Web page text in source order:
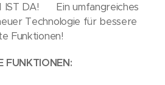
IST DA! 🎉 Ein umfangreiches
Technologie für bessere
Funktionen!
FUNKTIONEN: